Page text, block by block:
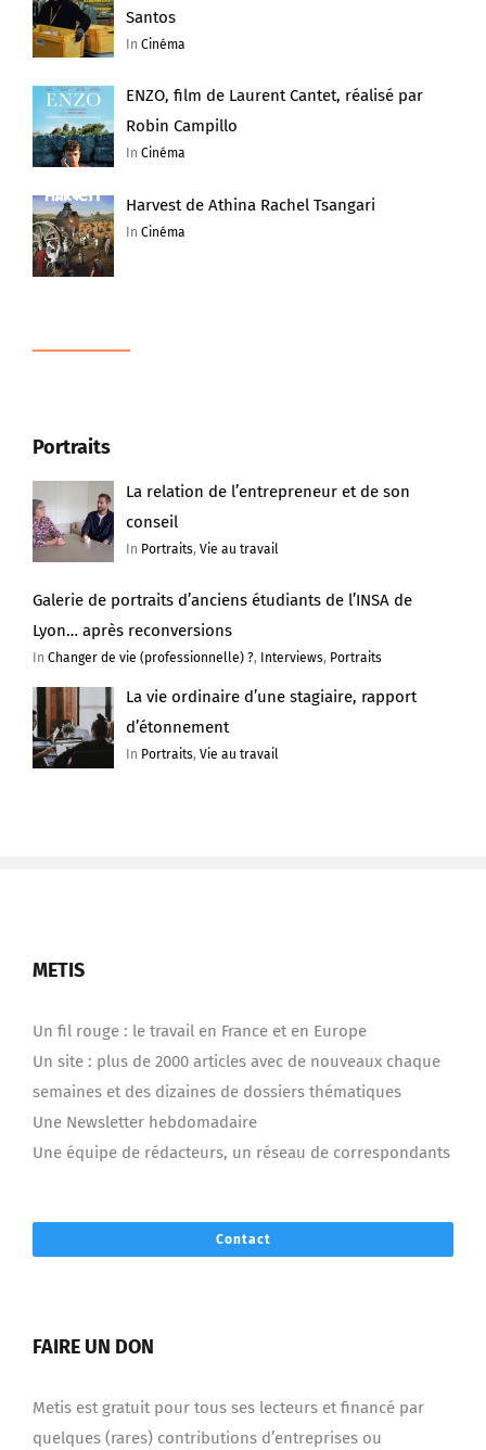
Santos
InCinéma
ENZO, film de Laurent Cantet, réalisé par
Robin Campillo
InCinéma
Harvest de Athina Rachel Tsangari
InCinéma
Portraits
La relation de l’entrepreneur et de son
conseil
In Portraits,Vie au travail
Galerie de portraits d’anciens étudiants de l’INSA de
Lyon… après reconversions
In Changer de vie (professionnelle) ?, Interviews, Portraits
La vie ordinaire d’une stagiaire, rapport
d’étonnement
In Portraits,Vie au travail
METIS
Un fil rouge : le travail en France et en Europe
Un site : plus de 2000 articles avec de nouveaux chaque
semaines et des dizaines de dossiers thématiques
Une Newsletter hebdomadaire
Une équipe de rédacteurs, un réseau de correspondants
Contact
FAIRE UN DON
Metis est gratuit pour tous ses lecteurs et financé par
quelques (rares) contributions d’entreprises ou